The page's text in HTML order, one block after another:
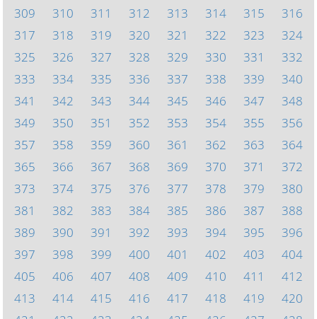
309
310 311 312 313 314 315
316
317
318 319 320 321 322 323
324
325
326 327 328 329 330 331
332
333
334 335 336 337 338 339
340
341
342 343 344 345 346 347
348
349
350 351 352 353 354 355
356
357
358 359 360 361 362 363
364
365
366 367 368 369 370 371
372
373
374 375 376 377 378 379
380
381
382 383 384 385 386 387
388
389
390 391 392 393 394 395
396
397
398 399 400 401 402 403
404
405
406 407 408 409 410 411
412
413
414 415 416 417 418 419
420